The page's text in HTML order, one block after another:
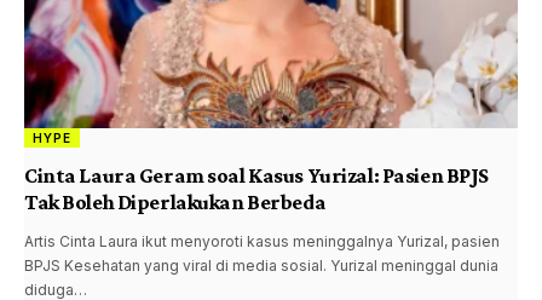
HYPE
Cinta Laura Geram soal Kasus Yurizal: Pasien BPJS
Tak Boleh Diperlakukan Berbeda
Artis Cinta Laura ikut menyoroti kasus meninggalnya Yurizal, pasien
BPJS Kesehatan yang viral di media sosial. Yurizal meninggal dunia
diduga…